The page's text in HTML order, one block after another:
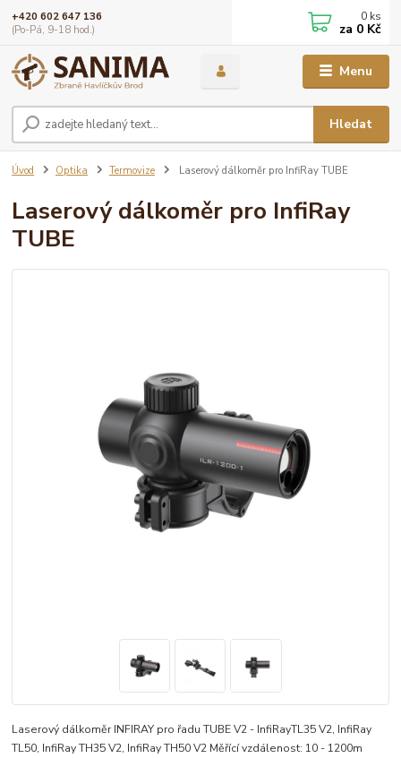
Menu
Hledat
+420 602 647 136
(Po-Pá, 9-18 hod.)
0 ks
za 0 Kč
Úvod Optika Termovize Laserový dálkoměr pro InfiRay TUBE
Laserový dálkoměr pro InfiRay
TUBE
Laserový dálkoměr INFIRAY pro řadu TUBE V2 - InfiRayTL35 V2, InfiRay
TL50, InfiRay TH35 V2, InfiRay TH50 V2 Měřící vzdálenost: 10 - 1200m